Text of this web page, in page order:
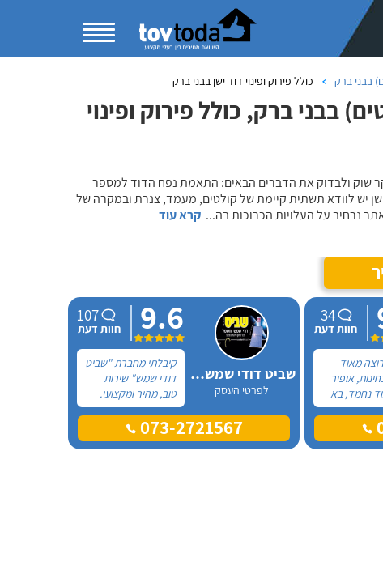
בבני ברק כולל פירוק ופינוי דוד ישן בבני ברק
בבני ברק, כולל פירוק ופינוי
שוק ולבדוק את הדברים הבאים: התאמת נפח הדוד למספר
יש לוודא תשתית קיימת של קולטים, מעמד, צנרת ובמקרה של
נרחיב על העלויות הכרוכות בה... קרא עוד
34
חוות דעת
מאוד
אופיר
נחמד, בא
את
של ההתקנה,
הוגן מאוד.
שביט דודי שמש וחשמל בע"מ
לפרטי העסק
9.6
107
חוות דעת
קיבלתי מחברת "שביט
דודי שמש" שירות
טוב, מהיר ומקצועי.
הזמנתי אותם לא
מזמן, כשהתפוצץ לי
הדוד שמש של
073-2721567